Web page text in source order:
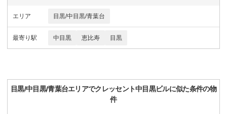
エリア 目黒/中目黒/青葉台
最寄り駅 中目黒 恵比寿 目黒
目黒/中目黒/青葉台エリアでクレッセント中目黒ビルに似た条件の物
件